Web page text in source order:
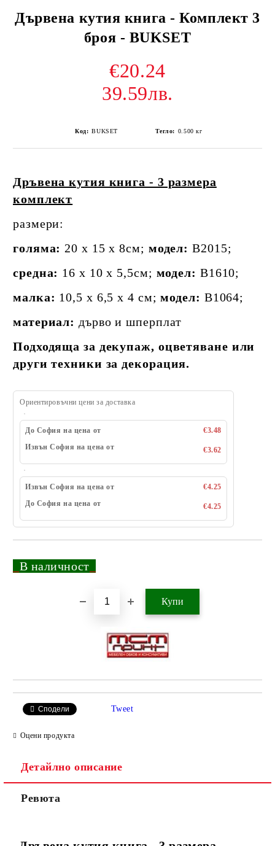
Дървена кутия книга - Комплект 3
броя - BUKSET
€20.24
39.59лв.
Код: BUKSET Тегло: 0.500 кг
Дръвена кутия книга - 3 размера
комплект
размери:
голяма: 20 х 15 х 8см; модел:B2015;
средна: 16 х 10 х 5,5см; модел: B1610;
малка: 10,5 x 6,5 x 4 см;модел: B1064;
материал: дърво и шперплат
Подходяща за декупаж, оцветяване или
други техники за декорация.
Ориентировъчни цени за доставка
До София на цена от
€3.48
Извън София на цена от
€3.62
Извън София на цена от
€4.25
До София на цена от
€4.25
В наличност
Сподели Tweet
Оцени продукта
Детайлно описание
Ревюта